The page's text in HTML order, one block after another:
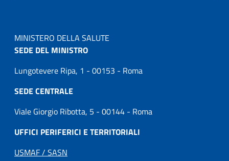
MINISTERO DELLA SALUTE
SEDE DEL MINISTRO
Lungotevere Ripa, 1 - 00153 - Roma
SEDE CENTRALE
Viale Giorgio Ribotta, 5 - 00144 - Roma
UFFICI PERIFERICI E TERRITORIALI
USMAF / SASN